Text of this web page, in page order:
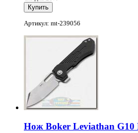
Артикул: mt-239056
Нож Boker Leviathan G10